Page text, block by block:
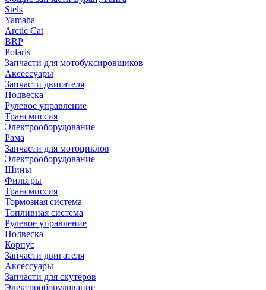
Stels
Yamaha
Arctic Cat
BRP
Polaris
Запчасти для мотобуксировщиков
Аксессуары
Запчасти двигателя
Подвеска
Рулевое управление
Трансмиссия
Электрооборудование
Рама
Запчасти для мотоциклов
Электрооборудование
Шины
Фильтры
Трансмиссия
Тормозная система
Топливная система
Рулевое управление
Подвеска
Корпус
Запчасти двигателя
Аксессуары
Запчасти для скутеров
Электрооборудование